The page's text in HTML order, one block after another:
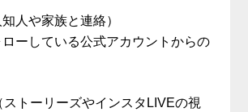
人や家族と連絡）
ローしている公式アカウントからの
ストーリーズやインスタLIVEの視